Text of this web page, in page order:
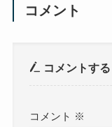
コメント
コメントする
コメント ※